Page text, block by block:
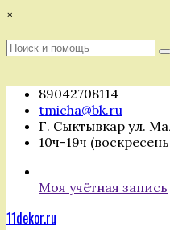
Перейти
содержимому
×
Поиск
89042708114
tmicha@bk.ru
Г. Сыктывкар ул.
10ч-19ч
Моя учётная запись
11dekor.ru